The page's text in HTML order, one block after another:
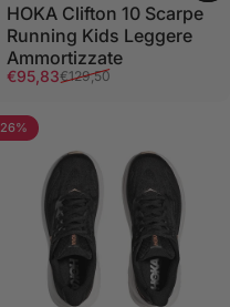
HOKA Clifton 10 Scarpe
Running Kids Leggere
Ammortizzate
Prezzo scontato
€95,83
Prezzo di listino
€129,50
26%